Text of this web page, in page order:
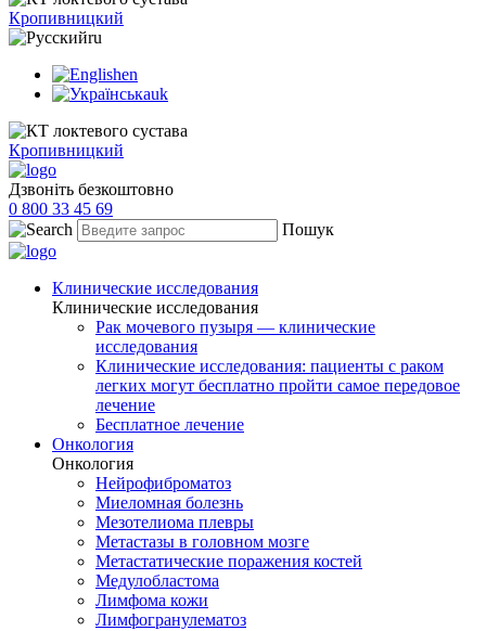
Кропивницкий
ru
en
uk
Кропивницкий
Дзвоніть безкоштовно
0 800 33 45 69
Пошук
Клинические исследования
Клинические исследования
Рак мочевого пузыря — клинические
исследования
Клинические исследования: пациенты с раком
легких могут бесплатно пройти самое передовое
лечение
Бесплатное лечение
Онкология
Онкология
Нейрофиброматоз
Миеломная болезнь
Мезотелиома плевры
Метастазы в головном мозге
Метастатические поражения костей
Медулобластома
Лимфома кожи
Лимфогранулематоз